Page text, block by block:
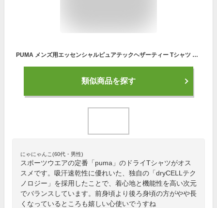
PUMA メンズ用エッセンシャルピュアテックヘザーティー Tシャツ S M L XL プーマ 514551 01 半袖 Tシャツ 男性 紳士 トレーニング ランニング ジョギング ドライセル 吸水 速乾 クルーネック 杢グレー DARK GRAY HE 大きいサイズあり あす楽 メール便送料無料
類似商品を探す
にゃにゃんこ(60代・男性)
スポーツウエアの定番「puma」のドライTシャツがオス
スメです。吸汗速乾性に優れいた、独自の「dryCELLテク
ノロジー」を採用したことで、着心地と機能性を高い次元
でバランスしています。前身頃より後ろ身頃の方がやや長
くなっているところも嬉しい心使いでうすね